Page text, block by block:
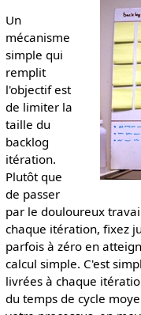
Un
mécanisme
simple qui
remplit
l'objectif est
de limiter la
taille du
backlog
itération.
Plutôt que
de passer
par le douloureux
chaque itération, fixez
parfois à zéro en
calcul simple. C'est
livrées à chaque
du temps de cycle